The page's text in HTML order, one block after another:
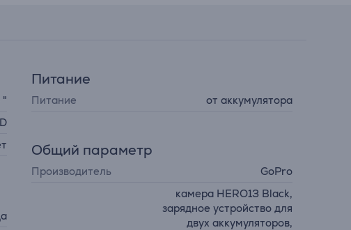
"
Питание
Питание от аккумулятора
Общий параметр
Производитель GoPro
камера HERO13 Black,
зарядное устройство для
двух аккумуляторов,